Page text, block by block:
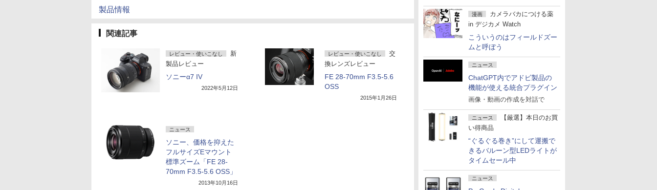
漫画
カメラバカにつける薬
in デジカメ Watch
こういうのはフィールドズー
ムと呼ぼう
ニュース
ChatGPT内でアドビ製品の
機能が使える統合プラグイン
画像・動画の作成を対話で
ニュース
【厳選】本日のお買
い得商品
“ぐるぐる巻き”にして運搬で
きるバルーン型LEDライトが
タイムセール中
ニュース
製品情報
関連記事
レビュー・使いこなし
新
製品レビュー
ソニーα7 IV
2022年5月12日
レビュー・使いこなし
交
換レンズレビュー
FE 28-70mm F3.5-5.6
OSS
2015年1月26日
ニュース
ソニー、価格を抑えた
フルサイズEマウント
標準ズーム「FE 28-
70mm F3.5-5.6 OSS」
2013年10月16日